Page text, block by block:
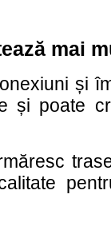
mai
și
și poate